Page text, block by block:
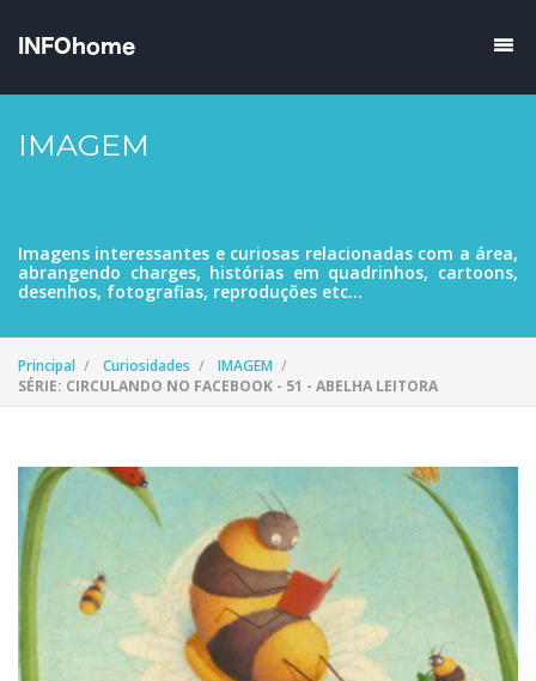
IMAGEM
Imagens interessantes e curiosas relacionadas com a área,
abrangendo charges, histórias em quadrinhos, cartoons,
desenhos, fotografias, reproduções etc...
Principal Curiosidades
IMAGEM
SÉRIE: CIRCULANDO NO FACEBOOK - 51 - ABELHA LEITORA